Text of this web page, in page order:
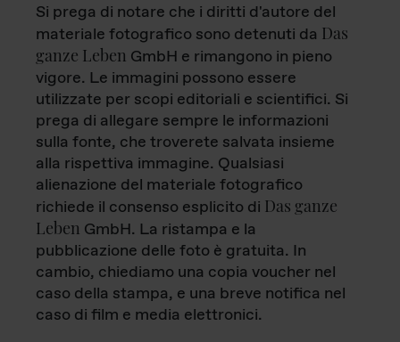
Si prega di notare che i diritti d'autore del
materiale fotografico sono detenuti da Das
ganze Leben GmbH e rimangono in pieno
vigore. Le immagini possono essere
utilizzate per scopi editoriali e scientifici. Si
prega di allegare sempre le informazioni
sulla fonte, che troverete salvata insieme
alla rispettiva immagine. Qualsiasi
alienazione del materiale fotografico
richiede il consenso esplicito di Das ganze
Leben GmbH. La ristampa e la
pubblicazione delle foto è gratuita. In
cambio, chiediamo una copia voucher nel
caso della stampa, e una breve notifica nel
caso di film e media elettronici.